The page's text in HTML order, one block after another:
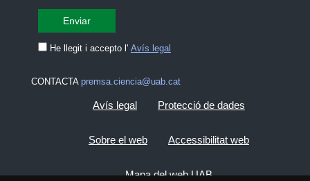
He llegit i accepto l' Avís legal
CONTACTA premsa.ciencia@uab.cat
Avís legal Protecció de dades
Sobre el web Accessibilitat web
Mapa del web UAB